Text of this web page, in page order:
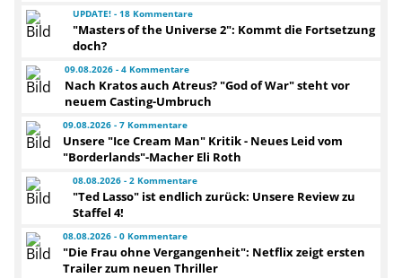
UPDATE! - 18 Kommentare
"Masters of the Universe 2": Kommt die Fortsetzung
doch?
09.08.2026 - 4 Kommentare
Nach Kratos auch Atreus? "God of War" steht vor
neuem Casting-Umbruch
09.08.2026 - 7 Kommentare
Unsere "Ice Cream Man" Kritik - Neues Leid vom
"Borderlands"-Macher Eli Roth
08.08.2026 - 2 Kommentare
"Ted Lasso" ist endlich zurück: Unsere Review zu
Staffel 4!
08.08.2026 - 0 Kommentare
"Die Frau ohne Vergangenheit": Netflix zeigt ersten
Trailer zum neuen Thriller